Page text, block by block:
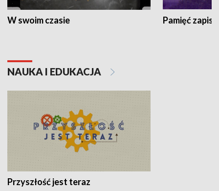
W swoim czasie Pamięć
NAUKA I EDUKACJA
Przyszłość jest teraz